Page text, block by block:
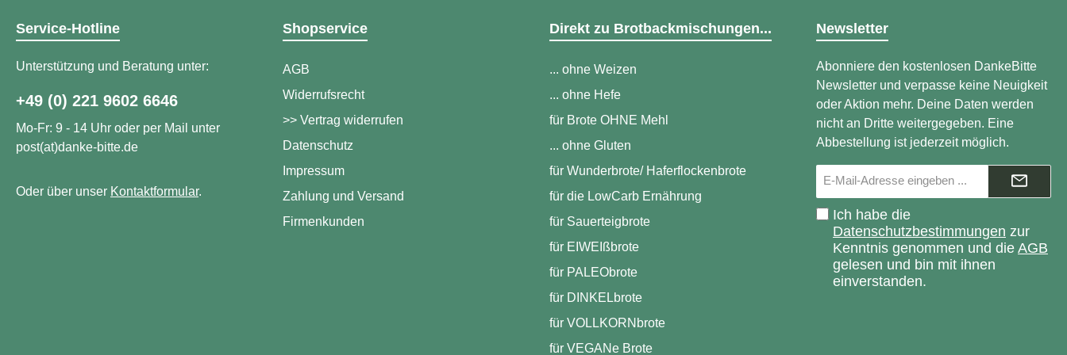
Provence“: Sie soll fortan aus
26% Oregano, 26% Rosmarin,
Thymian und 3% Basilikum
bestehen. Daran müssen sich
die Hersteller orientieren. Um
der Mischung eine besondere
Note zu verleihen, sind
Abweichungen erlaubt. Zum
Beispiel Majoran anstelle von
Abfüllung ungeöffnet 11 Monate
keinem Barbecue fehlen! Die
Backmischung ergibt bis zu drei
Gewusst? Die Walnuss galt
schon bei den Römern als edle
Nuss und war ein beliebtes
sie übrigens gar keine echte
Aber das ändert nichts an ihrem
herrlichen Aroma. Warum Du
diese Backmischung probieren
musst: Super Easy: Schnapp
Wasser und Hefe hinzu,
fertig ist Dein Meisterwerk.
einfach nur pure Backfreude!
Natürlich Gut: Bei uns kommt
nur das Beste in die Tüte. 100%
natürliche Zutaten, kein
verdienst nur das Beste.
galt es, dies zu ändern. Etwa
ein Pfund Zwiebeln pro Woche
Problem zu lösen...
Monate haltbar! 100% Natur!
Service-Hotline
Unterstützung und Beratung unter:
+49 (0) 221 9602 6646
Mo-Fr: 9 - 14 Uhr oder per Mail unter
post(at)danke-bitte.de
Oder über unser Kontaktformular.
Shopservice
AGB
Widerrufsrecht
>> Vertrag widerrufen
Datenschutz
Impressum
Zahlung und Versand
Firmenkunden
Direkt zu Brotbackmischungen...
... ohne Weizen
... ohne Hefe
für Brote OHNE Mehl
... ohne Gluten
für Wunderbrote/ Haferflockenbrote
für die LowCarb Ernährung
für Sauerteigbrote
für EIWEIßbrote
für PALEObrote
für DINKELbrote
für VOLLKORNbrote
für VEGANe Brote
Newsletter
Abonniere den kostenlosen DankeBitte
Newsletter und verpasse keine Neuigkeit
oder Aktion mehr. Deine Daten werden
nicht an Dritte weitergegeben. Eine
Abbestellung ist jederzeit möglich.
Mail-
Adresse*
Ich habe die
Datenschutzbestimmungen zur
Kenntnis genommen und die AGB
gelesen und bin mit ihnen
einverstanden.